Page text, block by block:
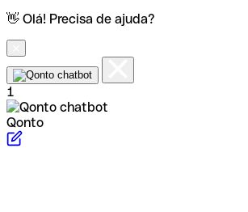
👋 Olá! Precisa de ajuda?
1
Qonto